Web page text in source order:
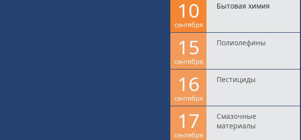
10
сентября
Бытовая химия
15
сентября
Полиолефины
16
сентября
Пестициды
17
сентября
Смазочные
материалы